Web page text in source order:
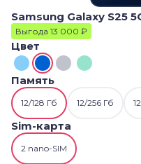
Samsung Galaxy S25
Выгода 13 000 ₽
Цвет
Память
12/128 Гб 12/256 Гб
Sim-карта
2 nano-SIM